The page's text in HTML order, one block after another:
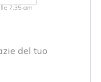
7:35 am
del tuo